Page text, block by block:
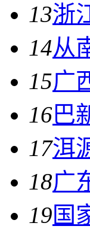
13浙
14从
15广
16巴
17洱
18广
19国